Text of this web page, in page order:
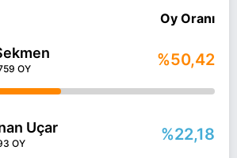
Oy Oranı
OY %50,42
Uçar
OY %22,18